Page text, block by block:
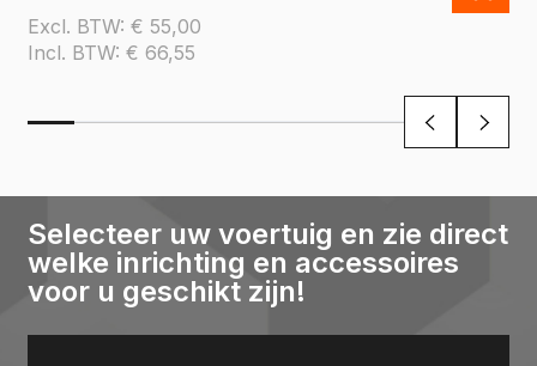
Excl. BTW: € 55,00
Incl. BTW: € 66,55
Selecteer uw voertuig en zie direct
welke inrichting en accessoires
voor u geschikt zijn!